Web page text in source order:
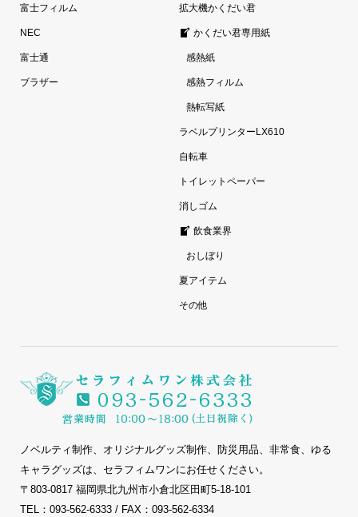
富士フィルム
NEC
富士通
ブラザー
拡大機かくだい君
かくだい君専用紙
感熱紙
感熱フィルム
熱転写紙
ラベルプリンターLX610
自転車
トイレットペーパー
消しゴム
飲食業界
おしぼり
夏アイテム
その他
ノベルティ制作、オリジナルグッズ制作、防災用品、非常食、ゆる
キャラグッズは、セラフィムワンにお任せください。
〒803-0817 福岡県北九州市小倉北区田町5-18-101
TEL：093-562-6333 / FAX：093-562-6334